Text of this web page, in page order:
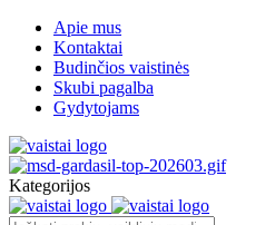
Apie mus
Kontaktai
Budinčios vaistinės
Skubi pagalba
Gydytojams
Kategorijos